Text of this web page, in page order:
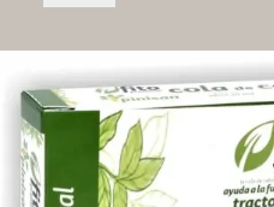
CABALLO,
cantidad